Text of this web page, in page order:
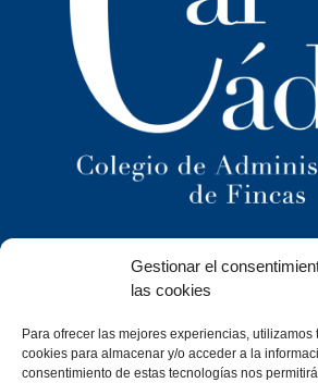
Gestionar el
las cookies
Para ofrecer las mejores experiencias,
cookies para almacenar y/o acceder a la
consentimiento de estas tecnologías nos
Ilustre Colegio
de Administradores de
C/ Caracuel, 24-1º Izq · 11402 Jerez de
Tel. 956 30 72 86